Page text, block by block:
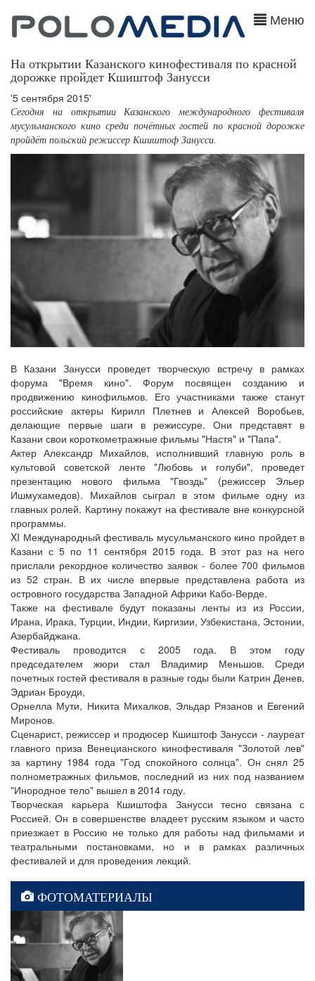
Меню
На открытии Казанского кинофестиваля по красной
дорожке пройдет Кшиштоф Занусси
'5 сентября 2015'
Сегодня на открытии Казанского международного фестиваля
мусульманского кино среди почётных гостей по красной дорожке
пройдёт польский режиссер Кшиштоф Занусси.
В Казани Занусси проведет творческую встречу в рамках
форума "Время кино". Форум посвящен созданию и
продвижению кинофильмов. Его участниками также станут
российские актеры Кирилл Плетнев и Алексей Воробьев,
делающие первые шаги в режиссуре. Они представят в
Казани свои короткометражные фильмы "Настя" и "Папа".
Актер Александр Михайлов, исполнивший главную роль в
культовой советской ленте "Любовь и голуби", проведет
презентацию нового фильма "Гвоздь" (режиссер Эльер
Ишмухамедов). Михайлов сыграл в этом фильме одну из
главных ролей. Картину покажут на фестивале вне конкурсной
программы.
XI Международный фестиваль мусульманского кино пройдет в
Казани с 5 по 11 сентября 2015 года. В этот раз на него
прислали рекордное количество заявок - более 700 фильмов
из 52 стран. В их числе впервые представлена работа из
островного государства Западной Африки Кабо-Верде.
Также на фестивале будут показаны ленты из из России,
Ирана, Ирака, Турции, Индии, Киргизии, Узбекистана, Эстонии,
Азербайджана.
Фестиваль проводится с 2005 года. В этом году
председателем жюри стал Владимир Меньшов. Среди
почетных гостей фестиваля в разные годы были Катрин Денев,
Эдриан Броуди,
Орнелла Мути, Никита Михалков, Эльдар Рязанов и Евгений
Миронов.
Сценарист, режиссер и продюсер Кшиштоф Занусси - лауреат
главного приза Венецианского кинофестиваля "Золотой лев"
за картину 1984 года "Год спокойного солнца". Он снял 25
полнометражных фильмов, последний из них под названием
"Инородное тело" вышел в 2014 году.
Творческая карьера Кшиштофа Занусси тесно связана с
Россией. Он в совершенстве владеет русским языком и часто
приезжает в Россию не только для работы над фильмами и
театральными постановками, но и в рамках различных
фестивалей и для проведения лекций.
ФОТОМАТЕРИАЛЫ